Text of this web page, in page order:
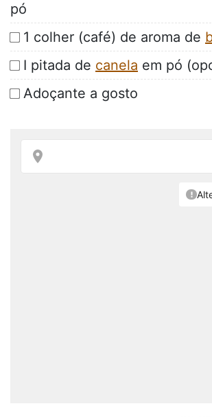
pó
1 colher (café) de aroma de
I pitada de canela em pó
Adoçante a gosto